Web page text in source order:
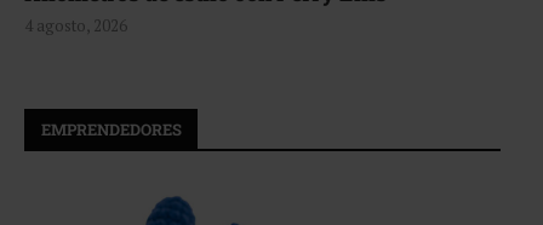
4 agosto, 2026
EMPRENDEDORES